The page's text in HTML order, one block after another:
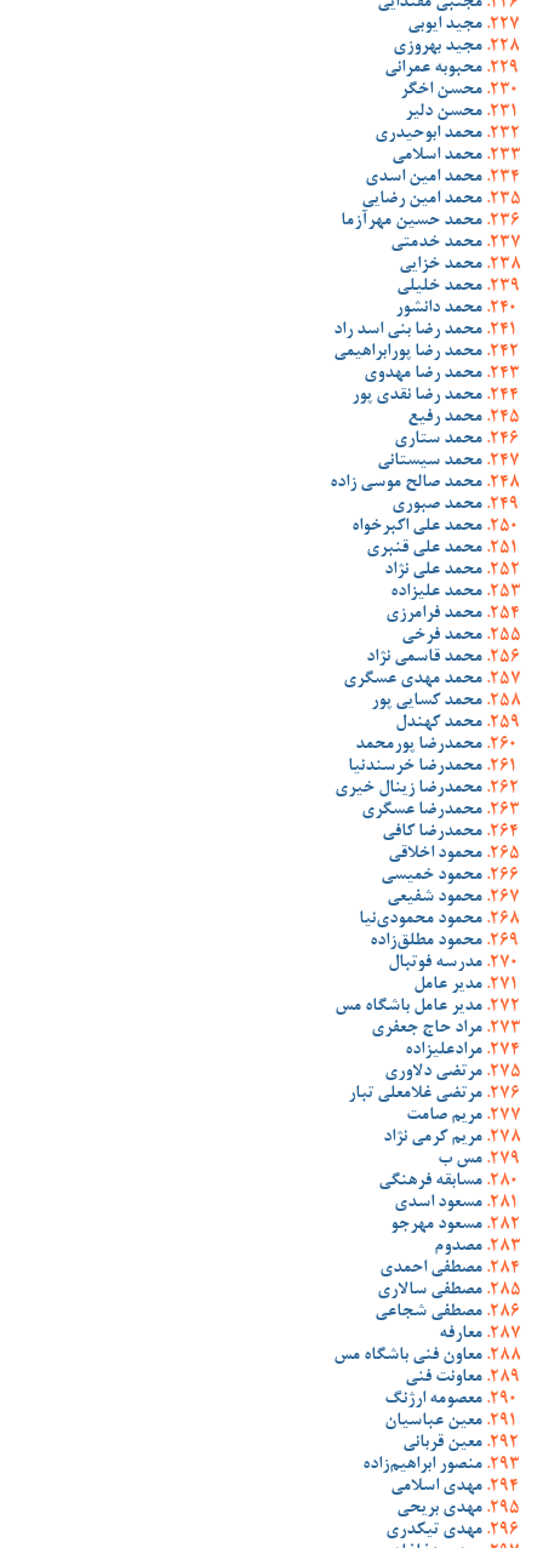
مجتبی مقتدایی
مجید ایوبی
مجید بهروزی
محبوبه عمرانی
محسن اخگر
محسن دلیر
محمد ابوحیدری
محمد اسلامی
محمد امین اسدی
محمد امین رضایی
محمد حسین مهرآزما
محمد خدمتی
محمد خزایی
محمد خلیلی
محمد دانشور
محمد رضا بنی اسد راد
محمد رضا پورابراهیمی
محمد رضا مهدوی
محمد رضا نقدی پور
محمد رفیع
محمد ستاری
محمد سیستانی
محمد صالح موسی زاده
محمد صبوری
محمد علی اکبرخواه
محمد علی قنبری
محمد علی نژاد
محمد علیزاده
محمد فرامرزی
محمد فرخی
محمد قاسمی نژاد
محمد مهدی عسگری
محمد کسایی پور
محمد کهندل
محمدرضا پورمحمد
محمدرضا خرسندنیا
محمدرضا زینال خیری
محمدرضا عسگری
محمدرضا کافی
محمود اخلاقی
محمود خمیسی
محمود شفیعی
محمود محمودی‌نیا
محمود مطلق‌زاده
مدرسه فوتبال
مدیر عامل
مدیر عامل باشگاه مس
مراد حاج جعفری
مرادعلیزاده
مرتضی دلاوری
مرتضی غلامعلی تبار
مریم صامت
مریم کرمی نژاد
مس ب
مسابقه فرهنگی
مسعود اسدی
مسعود مهرجو
مصدوم
مصطفی احمدی
مصطفی سالاری
مصطفی شجاعی
معارفه
معاون فنی باشگاه مس
معاونت فنی
معصومه ارژنگ
معین عباسیان
معین قربانی
منصور ابراهیم‌زاده
مهدی اسلامی
مهدی بریحی
مهدی تیکدری